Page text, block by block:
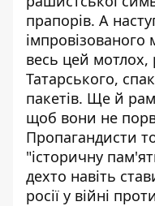
прапорів. А
імпровізованого
весь цей мотлох,
Татарського,
пакетів. Ще й
щоб вони не
Пропагандисти
"історичну
дехто навіть
росії у війні